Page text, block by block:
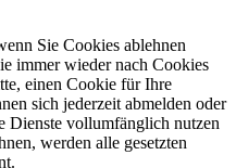
Sie Cookies ablehnen
immer wieder nach Cookies
einen Cookie für Ihre
sich jederzeit abmelden oder
Dienste vollumfänglich nutzen
werden alle gesetzten